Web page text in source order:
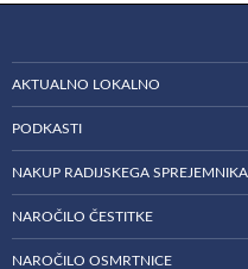
AKTUALNO LOKALNO
PODKASTI
NAKUP RADIJSKEGA
NAROČILO ČESTITKE
NAROČILO OSMRTNICE